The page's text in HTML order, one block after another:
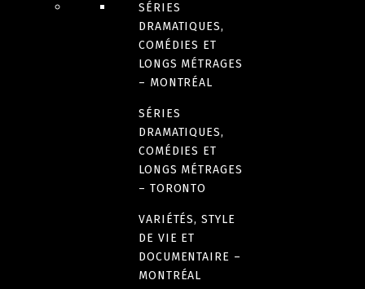
SÉRIES
DRAMATIQUES,
COMÉDIES ET
LONGS MÉTRAGES
– MONTRÉAL
SÉRIES
DRAMATIQUES,
COMÉDIES ET
LONGS MÉTRAGES
– TORONTO
VARIÉTÉS, STYLE
DE VIE ET
DOCUMENTAIRE –
MONTRÉAL
JEUNESSE
Par Bunny